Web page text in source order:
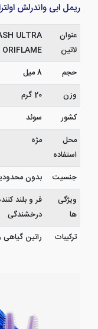
ریمل ابی واندرلش اولترا 5 در 1 اوریفلیم در یک
عنوان
لاتین
ULTRA
حجم
8 میل
وزن
20 گرم
کشور
سوئد
محل
استفاده
مژه
جنسیت
بدون
ویژگی
ها
درخشندگی
ترکیبات
راتین